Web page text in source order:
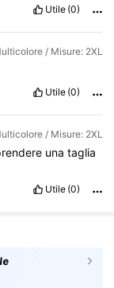
Utile (0)
/ Misure: 2XL
Utile (0)
/ Misure: 2XL
unataglia
Utile (0)